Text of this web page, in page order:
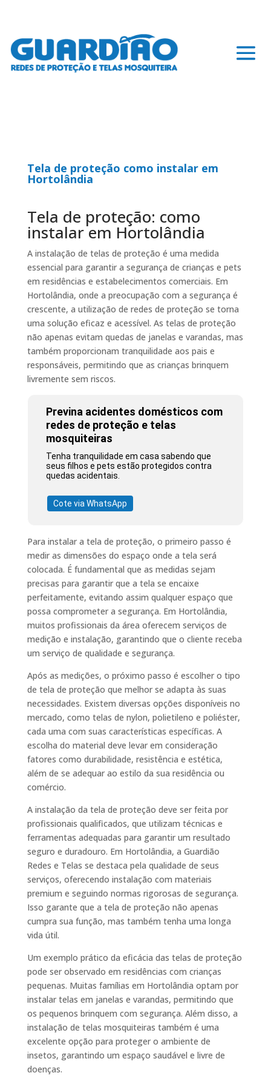
Tela de proteção como instalar em
Hortolândia
Tela de proteção: como
instalar em Hortolândia
A instalação de telas de proteção é uma medida
essencial para garantir a segurança de crianças e pets
em residências e estabelecimentos comerciais. Em
Hortolândia, onde a preocupação com a segurança é
crescente, a utilização de redes de proteção se torna
uma solução eficaz e acessível. As telas de proteção
não apenas evitam quedas de janelas e varandas, mas
também proporcionam tranquilidade aos pais e
responsáveis, permitindo que as crianças brinquem
livremente sem riscos.
Previna acidentes domésticos com
redes de proteção e telas
mosquiteiras
Tenha tranquilidade em casa sabendo que
seus filhos e pets estão protegidos contra
quedas acidentais.
Cote via WhatsApp
Para instalar a tela de proteção, o primeiro passo é
medir as dimensões do espaço onde a tela será
colocada. É fundamental que as medidas sejam
precisas para garantir que a tela se encaixe
perfeitamente, evitando assim qualquer espaço que
possa comprometer a segurança. Em Hortolândia,
muitos profissionais da área oferecem serviços de
medição e instalação, garantindo que o cliente receba
um serviço de qualidade e segurança.
Após as medições, o próximo passo é escolher o tipo
de tela de proteção que melhor se adapta às suas
necessidades. Existem diversas opções disponíveis no
mercado, como telas de nylon, polietileno e poliéster,
cada uma com suas características específicas. A
escolha do material deve levar em consideração
fatores como durabilidade, resistência e estética,
além de se adequar ao estilo da sua residência ou
comércio.
A instalação da tela de proteção deve ser feita por
profissionais qualificados, que utilizam técnicas e
ferramentas adequadas para garantir um resultado
seguro e duradouro. Em Hortolândia, a Guardião
Redes e Telas se destaca pela qualidade de seus
serviços, oferecendo instalação com materiais
premium e seguindo normas rigorosas de segurança.
Isso garante que a tela de proteção não apenas
cumpra sua função, mas também tenha uma longa
vida útil.
Um exemplo prático da eficácia das telas de proteção
pode ser observado em residências com crianças
pequenas. Muitas famílias em Hortolândia optam por
instalar telas em janelas e varandas, permitindo que
os pequenos brinquem com segurança. Além disso, a
instalação de telas mosquiteiras também é uma
excelente opção para proteger o ambiente de
insetos, garantindo um espaço saudável e livre de
doenças.